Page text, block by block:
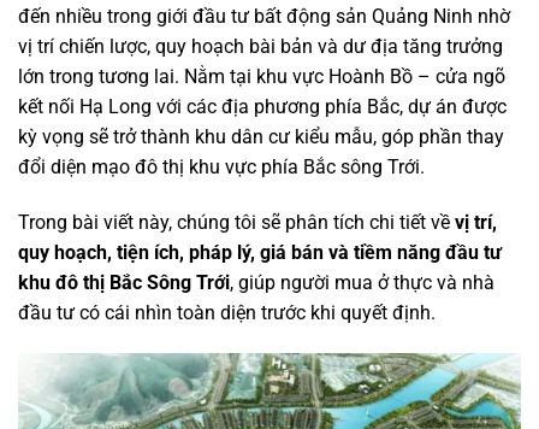
đến nhiều trong giới đầu tư bất động sản Quảng Ninh nhờ
vị trí chiến lược, quy hoạch bài bản và dư địa tăng trưởng
lớn trong tương lai. Nằm tại khu vực Hoành Bồ – cửa ngõ
kết nối Hạ Long với các địa phương phía Bắc, dự án được
kỳ vọng sẽ trở thành khu dân cư kiểu mẫu, góp phần thay
đổi diện mạo đô thị khu vực phía Bắc sông Trới.
Trong bài viết này, chúng tôi sẽ phân tích chi tiết về vị trí,
quy hoạch, tiện ích, pháp lý, giá bán và tiềm năng đầu tư
khu đô thị Bắc Sông Trới, giúp người mua ở thực và nhà
đầu tư có cái nhìn toàn diện trước khi quyết định.